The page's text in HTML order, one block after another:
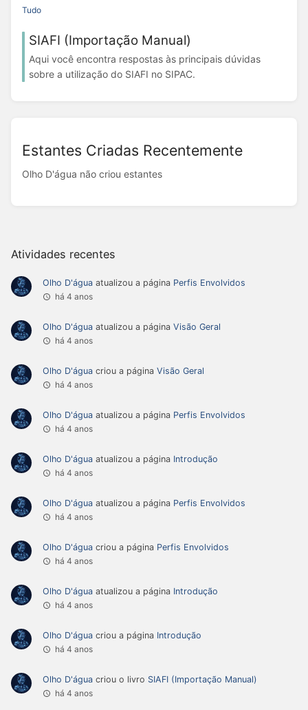
Atividades recentes
Olho D'água atualizou a página Perfis Envolvidos
há 4 anos
Olho D'água atualizou a página Visão Geral
há 4 anos
Olho D'água criou a página Visão Geral
há 4 anos
Olho D'água atualizou a página Perfis Envolvidos
há 4 anos
Olho D'água atualizou a página Introdução
há 4 anos
Olho D'água atualizou a página Perfis Envolvidos
há 4 anos
Olho D'água criou a página Perfis Envolvidos
há 4 anos
Olho D'água atualizou a página Introdução
há 4 anos
Olho D'água criou a página Introdução
há 4 anos
Olho D'água criou o livro SIAFI (Importação Manual)
há 4 anos
Tudo
SIAFI (Importação Manual)
Aqui você encontra respostas às principais dúvidas
sobre a utilização do SIAFI no SIPAC.
Estantes Criadas Recentemente
Olho D'água não criou estantes